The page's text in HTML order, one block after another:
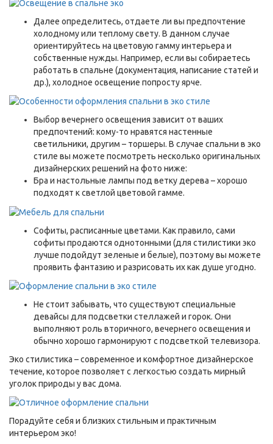
Далее определитесь, отдаете ли вы предпочтение
холодному или теплому свету. В данном случае
ориентируйтесь на цветовую гамму интерьера и
собственные нужды. Например, если вы собираетесь
работать в спальне (документация, написание статей и
др.), холодное освещение попросту ярче.
Выбор вечернего освещения зависит от ваших
предпочтений: кому-то нравятся настенные
светильники, другим – торшеры. В случае спальни в эко
стиле вы можете посмотреть несколько оригинальных
дизайнерских решений на фото ниже:
Бра и настольные лампы под ветку дерева – хорошо
подходят к светлой цветовой гамме.
Софиты, расписанные цветами. Как правило, сами
софиты продаются однотонными (для стилистики эко
лучше подойдут зеленые и белые), поэтому вы можете
проявить фантазию и разрисовать их как душе угодно.
Не стоит забывать, что существуют специальные
девайсы для подсветки стеллажей и горок. Они
выполняют роль вторичного, вечернего освещения и
обычно хорошо гармонируют с подсветкой телевизора.
Эко стилистика – современное и комфортное дизайнерское
течение, которое позволяет с легкостью создать мирный
уголок природы у вас дома.
Порадуйте себя и близких стильным и практичным
интерьером эко!